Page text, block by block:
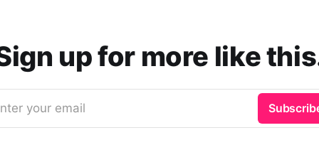
up for more like
your email